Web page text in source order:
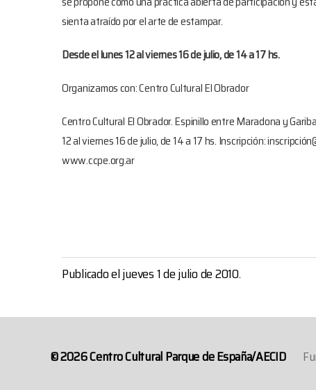
sienta atraído por el arte de estampar.
Desde el lunes 12 al viernes 16 de julio, de 14 a 17 hs.
Organizamos con: Centro Cultural El Obrador
Centro Cultural El Obrador. Espinillo entre Maradona y
12 al viernes 16 de julio, de 14 a 17 hs. Inscripción:
www.ccpe.org.ar
Publicado el jueves 1 de julio de 2010.
© 2026Centro Cultural Parque de España/AECID